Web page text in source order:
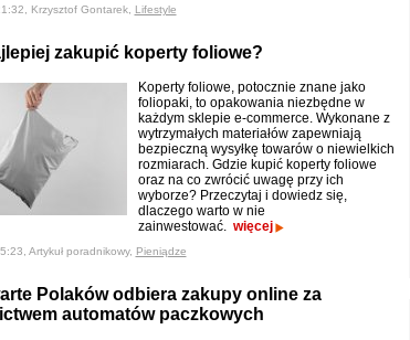
Krzysztof Gontarek, Lifestyle
zakupić koperty foliowe?
Koperty foliowe, potocznie znane jako
foliopaki, to opakowania niezbędne w
każdym sklepie e-commerce. Wykonane z
wytrzymałych materiałów zapewniają
bezpieczną wysyłkę towarów o niewielkich
rozmiarach. Gdzie kupić koperty foliowe
oraz na co zwrócić uwagę przy ich
wyborze? Przeczytaj i dowiedz się,
dlaczego warto w nie
zainwestować. więcej
Artykuł poradnikowy, Pieniądze
Polaków odbiera zakupy online za
automatów paczkowych